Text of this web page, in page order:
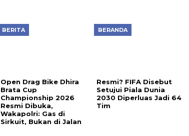
BERITA
Open Drag Bike Dhira
Brata Cup
Championship 2026
Resmi Dibuka,
Wakapolri: Gas di
Sirkuit, Bukan di Jalan
BERANDA
Resmi? FIFA Disebut
Setujui Piala Dunia
2030 Diperluas Jadi 64
Tim